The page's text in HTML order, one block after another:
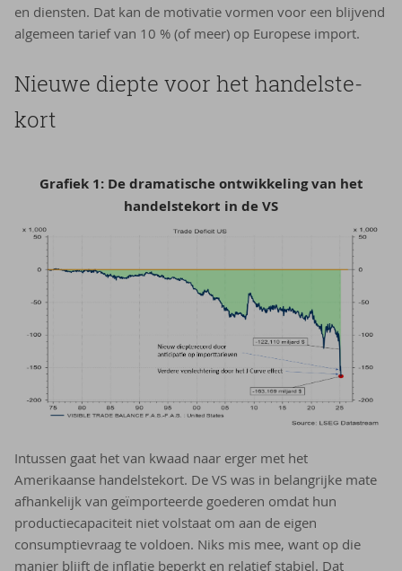
en diensten. Dat kan de motivatie vormen voor een blijvend
algemeen tarief van 10 % (of meer) op Europese import.
Nieu­we diep­te voor het han­dels­te­
kort
Grafiek 1: De dramatische ontwikkeling van het
handelstekort in de VS
Intussen gaat het van kwaad naar erger met het
Amerikaanse handelstekort. De VS was in belangrijke mate
afhankelijk van geïmporteerde goederen omdat hun
productiecapaciteit niet volstaat om aan de eigen
consumptievraag te voldoen. Niks mis mee, want op die
manier blijft de inflatie beperkt en relatief stabiel. Dat